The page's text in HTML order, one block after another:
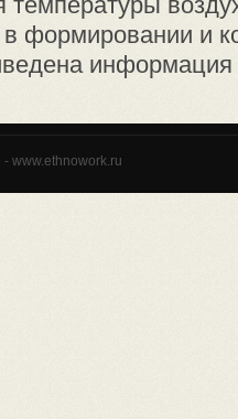
формировании и
информация
www.ethnowork.ru